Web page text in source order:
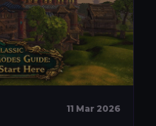
11 Mar 2026